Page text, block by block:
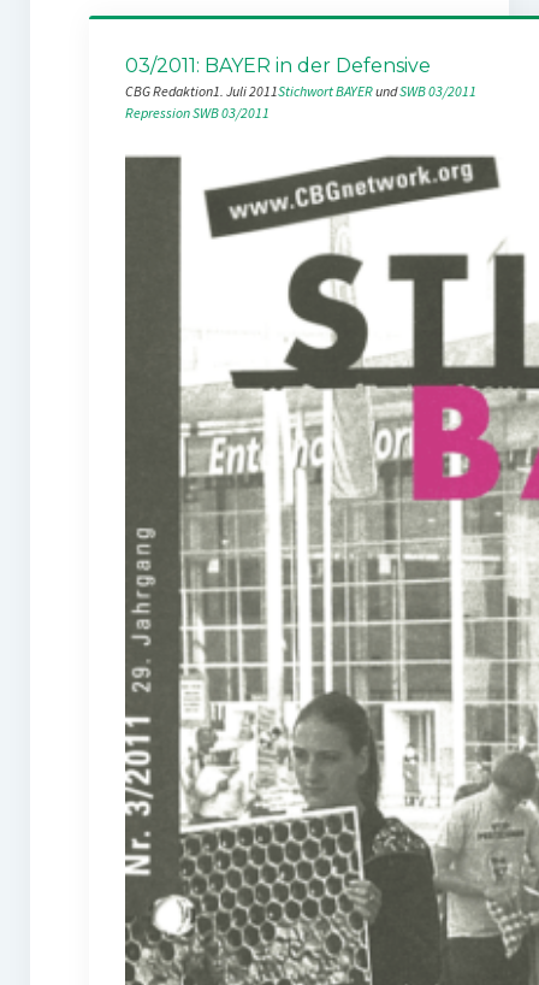
03/2011: BAYER in der Defensive
CBG Redaktion1. Juli 2011Stichwort BAYER und SWB 03/2011
RepressionSWB 03/2011